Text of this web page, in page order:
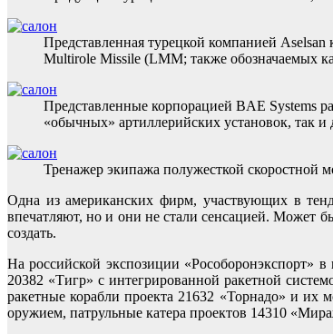
Представленная турецкой компанией
Multirole Missile (LMM; также обозначаемых
Представленные корпорацией BAE Systems
«обычных» артиллерийских установок, так и
Тренажер экипажа полужесткой скоростной
Одна из американских фирм, участвующих в
впечатляют, но и они не стали сенсацией. Может
создать.
На российской экспозиции «Рособоронэкспорт»
20382 «Тигр» с интегрированной ракетной
ракетные корабли проекта 21632 «Торнадо» и
оружием, патрульные катера проектов 14310